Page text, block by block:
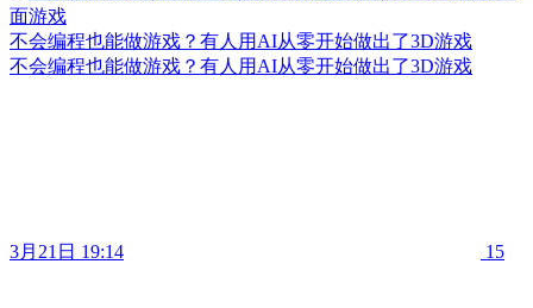
不会编程也能做游戏？有人用AI从零开始做出了3D游戏
不会编程也能做游戏？有人用AI从零开始做出了3D游戏
3月21日 19:14 15